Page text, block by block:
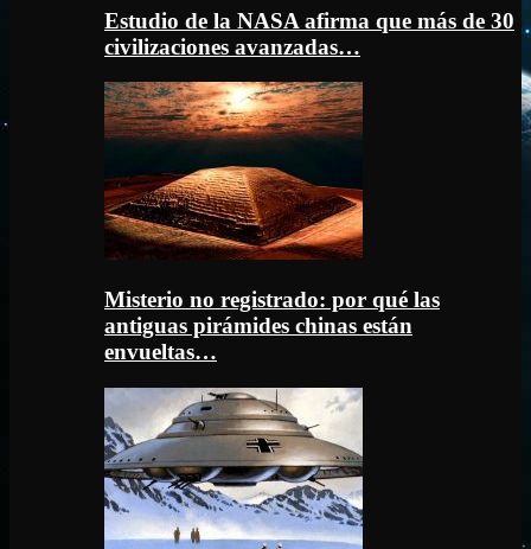
Estudio de la NASA afirma que más de 30
civilizaciones avanzadas…
Misterio no registrado: por qué las
antiguas pirámides chinas están
envueltas…